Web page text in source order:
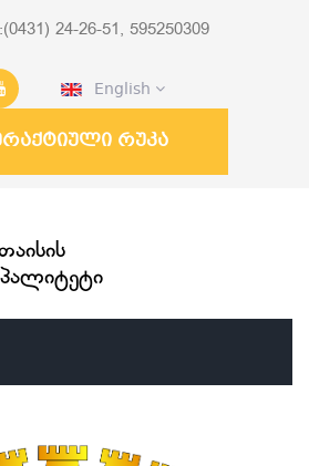
24-26-51, 595250309
English
რუკა